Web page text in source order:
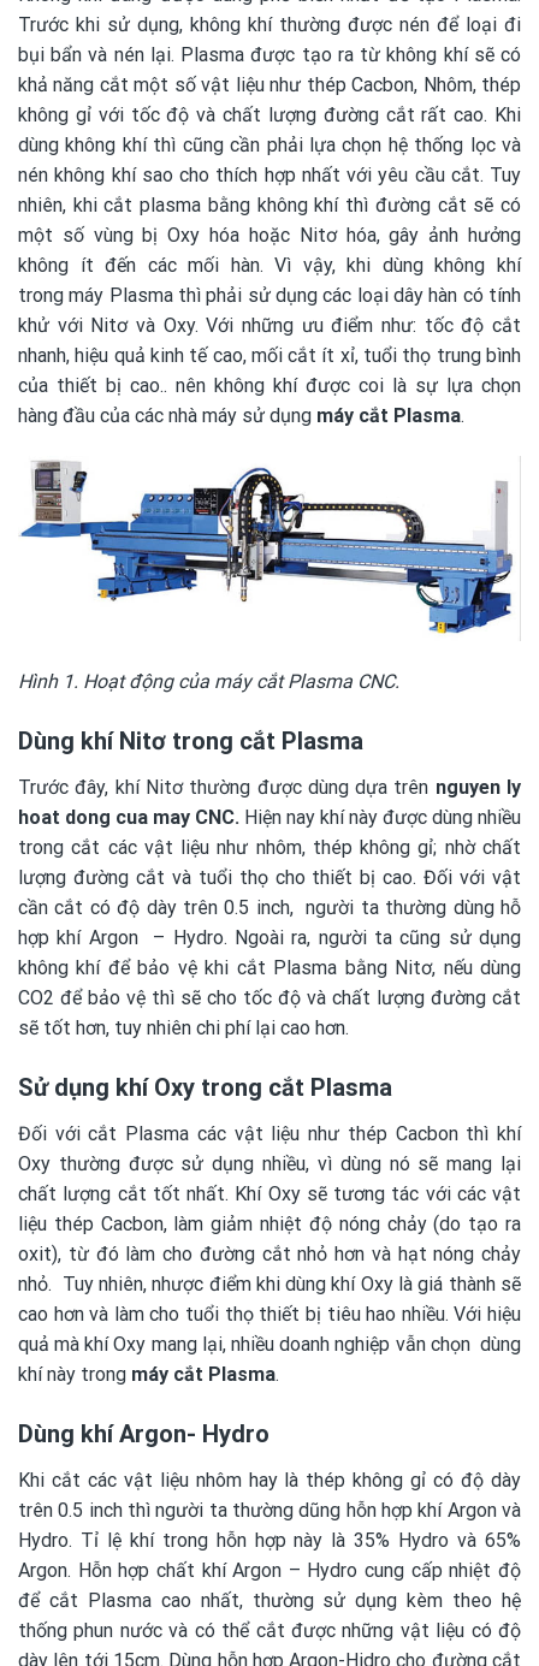
Trước khi sử dụng, không khí thường được nén để loại đi
bụi bẩn và nén lại. Plasma được tạo ra từ không khí sẽ có
khả năng cắt một số vật liệu như thép Cacbon, Nhôm, thép
không gỉ với tốc độ và chất lượng đường cắt rất cao. Khi
dùng không khí thì cũng cần phải lựa chọn hệ thống lọc và
nén không khí sao cho thích hợp nhất với yêu cầu cắt. Tuy
nhiên, khi cắt plasma bằng không khí thì đường cắt sẽ có
một số vùng bị Oxy hóa hoặc Nitơ hóa, gây ảnh hưởng
không ít đến các mối hàn. Vì vậy, khi dùng không khí
trong máy Plasma thì phải sử dụng các loại dây hàn có tính
khử với Nitơ và Oxy. Với những ưu điểm như: tốc độ cắt
nhanh, hiệu quả kinh tế cao, mối cắt ít xỉ, tuổi thọ trung bình
của thiết bị cao.. nên không khí được coi là sự lựa chọn
hàng đầu của các nhà máy sử dụng máy cắt Plasma.
Hình 1. Hoạt động của máy cắt Plasma CNC.
Dùng khí Nitơ trong cắt Plasma
Trước đây, khí Nitơ thường được dùng dựa trên nguyen ly
hoat dong cua may CNC. Hiện nay khí này được dùng nhiều
trong cắt các vật liệu như nhôm, thép không gỉ; nhờ chất
lượng đường cắt và tuổi thọ cho thiết bị cao. Đối với vật
cần cắt có độ dày trên 0.5 inch, người ta thường dùng hỗ
hợp khí Argon – Hydro. Ngoài ra, người ta cũng sử dụng
không khí để bảo vệ khi cắt Plasma bằng Nitơ, nếu dùng
CO2 để bảo vệ thì sẽ cho tốc độ và chất lượng đường cắt
sẽ tốt hơn, tuy nhiên chi phí lại cao hơn.
Sử dụng khí Oxy trong cắt Plasma
Đối với cắt Plasma các vật liệu như thép Cacbon thì khí
Oxy thường được sử dụng nhiều, vì dùng nó sẽ mang lại
chất lượng cắt tốt nhất. Khí Oxy sẽ tương tác với các vật
liệu thép Cacbon, làm giảm nhiệt độ nóng chảy (do tạo ra
oxit), từ đó làm cho đường cắt nhỏ hơn và hạt nóng chảy
nhỏ. Tuy nhiên, nhược điểm khi dùng khí Oxy là giá thành sẽ
cao hơn và làm cho tuổi thọ thiết bị tiêu hao nhiều. Với hiệu
quả mà khí Oxy mang lại, nhiều doanh nghiệp vẫn chọn dùng
khí này trong máy cắt Plasma.
Dùng khí Argon- Hydro
Khi cắt các vật liệu nhôm hay là thép không gỉ có độ dày
trên 0.5 inch thì người ta thường dũng hỗn hợp khí Argon và
Hydro. Tỉ lệ khí trong hỗn hợp này là 35% Hydro và 65%
Argon. Hỗn hợp chất khí Argon – Hydro cung cấp nhiệt độ
để cắt Plasma cao nhất, thường sử dụng kèm theo hệ
thống phun nước và có thể cắt được những vật liệu có độ
dày lên tới 15cm. Dùng hỗn hợp Argon-Hidro cho đường cắt